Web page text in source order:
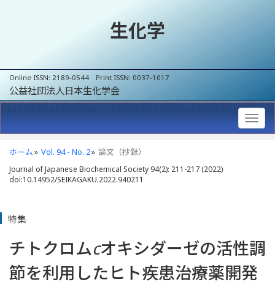
生化学
Online ISSN: 2189-0544 Print ISSN: 0037-1017
公益社団法人日本生化学会
ホーム Vol. 94 - No. 2 論文（抄録）
Journal of Japanese Biochemical Society 94(2): 211-217 (2022)
doi:10.14952/SEIKAGAKU.2022.940211
特集
チトクロムcオキシダーゼの活性調
節を利用したヒト疾患治療薬開発